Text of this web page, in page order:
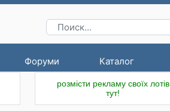
Форуми Каталог
розмісти рекламу своїх лотів
тут!